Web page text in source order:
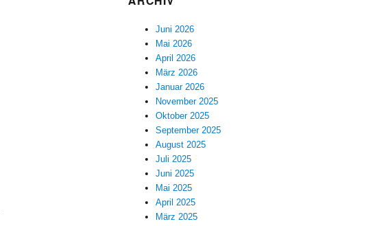
Juni 2026
Mai 2026
April 2026
März 2026
Januar 2026
November 2025
Oktober 2025
September 2025
August 2025
Juli 2025
Juni 2025
Mai 2025
April 2025
März 2025